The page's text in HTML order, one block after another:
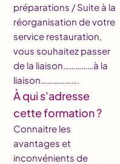
préparations / Suite à la
réorganisation de votre
service restauration,
vous souhaitez passer
de la liaison……………à la
liaison……………….
À qui s'adresse
cette formation ?
Connaitre les
avantages et
inconvénients de